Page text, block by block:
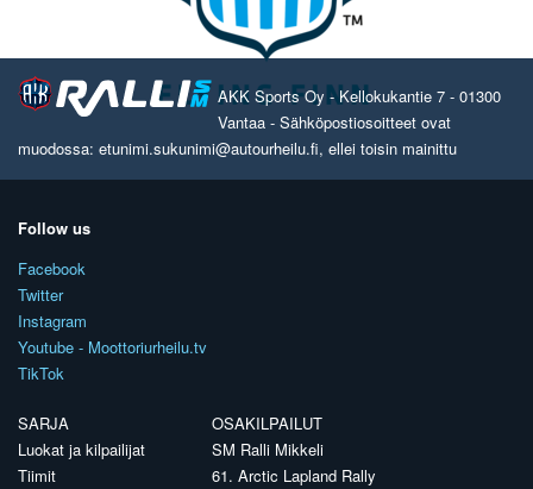
AKK Sports Oy - Kellokukantie 7 - 01300
Vantaa - Sähköpostiosoitteet ovat
muodossa: etunimi.sukunimi@autourheilu.fi, ellei toisin mainittu
Follow us
Facebook
Twitter
Instagram
Youtube - Moottoriurheilu.tv
TikTok
SARJA
Luokat ja kilpailijat
Tiimit
OSAKILPAILUT
SM Ralli Mikkeli
61. Arctic Lapland Rally